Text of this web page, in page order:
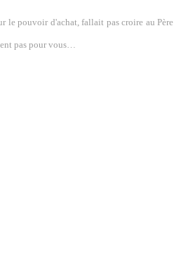
le pouvoir d'achat, fallait pas croire au Père
pas pour vous…